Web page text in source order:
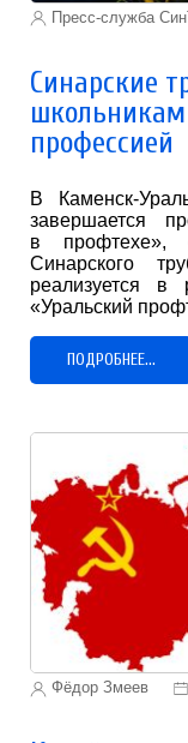
Пресс-служба
Синарские
профессией
В Каменск-
завершается
в профтехе»,
Синарского
реализуется в
«Уральский
ПОДРОБНЕЕ...
Фёдор Змеев